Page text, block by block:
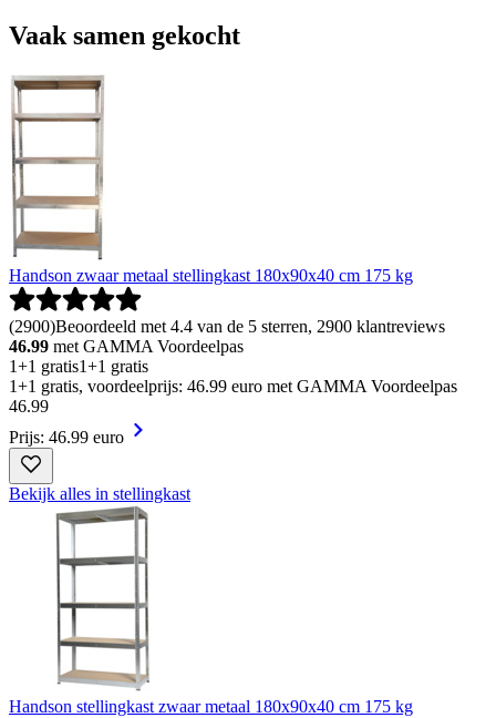
Vaak samen gekocht
Handson zwaar metaal stellingkast 180x90x40 cm 175 kg
(2900)Beoordeeld met 4.4 van de 5 sterren, 2900 klantreviews
46.99 met GAMMA Voordeelpas
1+1 gratis1+1 gratis
1+1 gratis, voordeelprijs: 46.99 euro met GAMMA Voordeelpas
46.99
Prijs: 46.99 euro
Bekijk alles in stellingkast
Handson stellingkast zwaar metaal 180x90x40 cm 175 kg